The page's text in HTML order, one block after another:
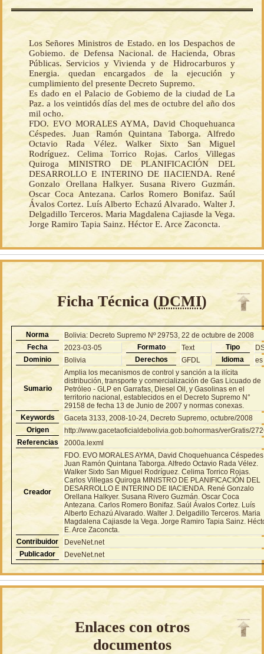
Los Señores Ministros de Estado. en los Despachos de
Gobiemo. de Defensa Nacional. de Hacienda, Obras
Públicas. Servicios y Vivienda y de Hidrocarburos y
Energia. quedan encargados de la ejecución y
cumplimiento del presente Decreto Supremo.
Es dado en el Palacio de Gobiemo de la ciudad de La
Paz. a los veintidós días del mes de octubre del año dos
mil ocho.
FDO. EVO MORALES AYMA, David Choquehuanca
Céspedes. Juan Ramón Quintana Taborga. Alfredo
Octavio Rada Vélez. Walker Sixto San Miguel
Rodríguez. Celima Torrico Rojas. Carlos Villegas
Quiroga MINISTRO DE PLANIFICACIÓN DEL
DESARROLLO E INTERINO DE IIACIENDA. René
Gonzalo Orellana Halkyer. Susana Rivero Guzmán.
Oscar Coca Antezana. Carlos Romero Bonifaz. Saúl
Ávalos Cortez. Luís Alberto Echazú Alvarado. Walter J.
Delgadillo Terceros. Maria Magdalena Cajiasde la Vega.
Jorge Ramiro Tapia Sainz. Héctor E. Arce Zaconcta.
Ficha Técnica (DCMI)
Norma
Bolivia: Decreto Supremo Nº 29753, 22 de octubre de 2008
Fecha
2023-03-05 Formato Text Tipo
Dominio
Bolivia Derechos GFDL Idioma es
Sumario
Amplia los mecanismos de control y sanción a la ilícita
distribución, transporte y comercialización de Gas Licuado de
Petróleo - GLP en Garrafas, Diesel Oil, y Gasolinas en el
territorio nacional, establecidos en el Decreto Supremo N°
29158 de fecha 13 de Junio de 2007 y normas conexas.
Keywords
Gaceta 3133, 2008-10-24, Decreto Supremo, octubre/2008
Origen
http://www.gacetaoficialdebolivia.gob.bo/normas/verGratis/
Referencias
2000a.lexml
Creador
FDO. EVO MORALES AYMA, David Choquehuanca
Juan Ramón Quintana Taborga. Alfredo Octavio Rada Vélez.
Walker Sixto San Miguel Rodríguez. Celima Torrico Rojas.
Carlos Villegas Quiroga MINISTRO DE PLANIFICACIÓN DEL
DESARROLLO E INTERINO DE IIACIENDA. René Gonzalo
Orellana Halkyer. Susana Rivero Guzmán. Oscar Coca
Antezana. Carlos Romero Bonifaz. Saúl Ávalos Cortez. Luís
Alberto Echazú Alvarado. Walter J. Delgadillo Terceros. Maria
Magdalena Cajiasde la Vega. Jorge Ramiro Tapia Sainz.
E. Arce Zaconcta.
Contribuidor
DeveNet.net
Publicador
DeveNet.net
Enlaces con otros
documentos